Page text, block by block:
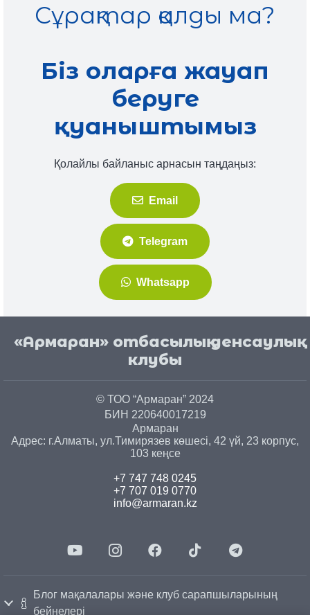
Сұрақтар қалды ма?
Біз оларға жауап
беруге
қуаныштымыз
Қолайлы байланыс арнасын таңдаңыз:
Email
Telegram
Whatsapp
«Армаран» отбасылық денсаулық
клубы
© ТОО “Армаран” 2024
БИН 220640017219
Армаран
Адрес: г.Алматы, ул.Тимирязев көшесі, 42 үй, 23 корпус,
103 кеңсе
+7 747 748 0245
+7 707 019 0770
info@armaran.kz
Блог мақалалары және клуб сарапшыларының
бейнелері